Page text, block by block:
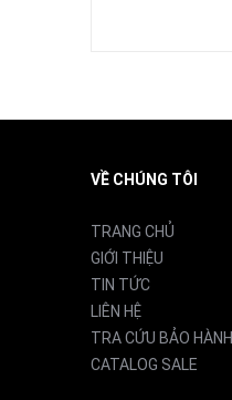
VỀ CHÚNG TÔI
TRANG CHỦ
GIỚI THIỆU
TIN TỨC
LIÊN HỆ
TRA CỨU BẢO HÀNH
CATALOG SALE